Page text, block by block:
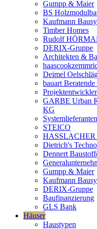
Gumpp & Maier
BS
Kaufmann
Timber Homes
Rudolf
DERIX-Gruppe
Architekten &
Deimel
bauart
Projektentwickler
GARBE Urban
KG
Systemlieferanten
STEICO
HASSLACHER
Dietrich's
Dennert
Gumpp & Maier
Kaufmann
DERIX-Gruppe
Baufinanzierung
GLS Bank
Häuser
Haustypen